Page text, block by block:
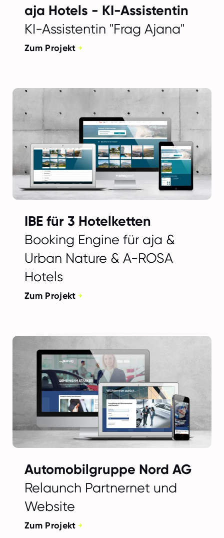
aja Hotels - KI-Assistentin
KI-Assistentin "Frag Ajana"
Zum Projekt
IBE für 3 Hotelketten
Booking Engine für aja &
Urban Nature & A-ROSA
Hotels
Zum Projekt
Automobilgruppe Nord AG
Relaunch Partnernet und
Website
Zum Projekt